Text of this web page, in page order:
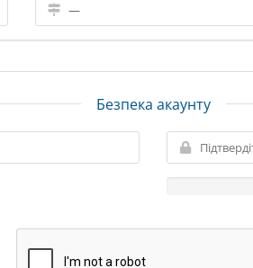
Безпека акаунту